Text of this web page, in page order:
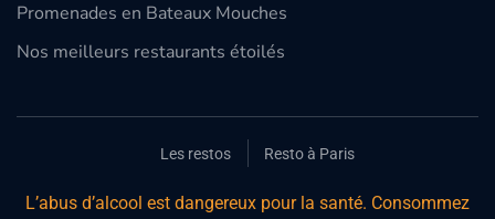
Promenades en Bateaux Mouches
Nos meilleurs restaurants étoilés
Les restos Resto à Paris
L’abus d’alcool est dangereux pour la santé. Consommez